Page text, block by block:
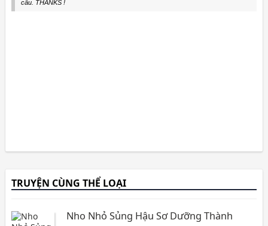
cầu. THANKS !
TRUYỆN CÙNG THỂ LOẠI
Nho Nhỏ Sủng Hậu Sơ Dưỡng Thành